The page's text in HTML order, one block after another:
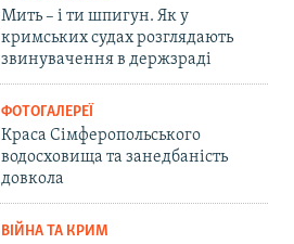
Мить – і ти шпигун. Як у
кримських судах розглядають
звинувачення в держзраді
ФОТОГАЛЕРЕЇ
Краса Сімферопольського
водосховища та занедбаність
довкола
ВІЙНА ТА КРИМ